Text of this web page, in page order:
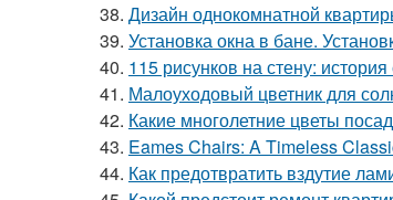
38. Дизайн однокомнатной
39. Установка окна в бане.
40. 115 рисунков на стену:
41. Малоуходовый цветник для
42. Какие многолетние цветы
43. Eames Chairs: A Timeless
44. Как предотвратить вздутие